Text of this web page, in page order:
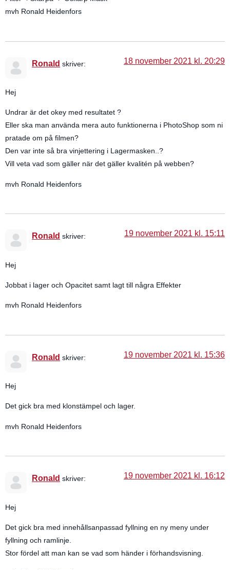
mvh Ronald Heidenfors
Ronald skriver: 18 november 2021 kl. 20:29
Hej
Undrar är det okey med resultatet ?
Eller ska man använda mera auto funktionerna i PhotoShop som ni
pratade om på filmen?
Den var inte så bra vinjettering i Lagermasken..?
Vill veta vad som gäller när det gäller kvalitén på webben?
mvh Ronald Heidenfors
Ronald skriver: 19 november 2021 kl. 15:11
Hej
Jobbat i lager och Opacitet samt lagt till några Effekter
mvh Ronald Heidenfors
Ronald skriver: 19 november 2021 kl. 15:36
Hej
Det gick bra med klonstämpel och lager.
mvh Ronald Heidenfors
Ronald skriver: 19 november 2021 kl. 16:12
Hej
Det gick bra med innehållsanpassad fyllning en ny meny under
fyllning och ramlinje.
Stor fördel att man kan se vad som händer i förhandsvisning.